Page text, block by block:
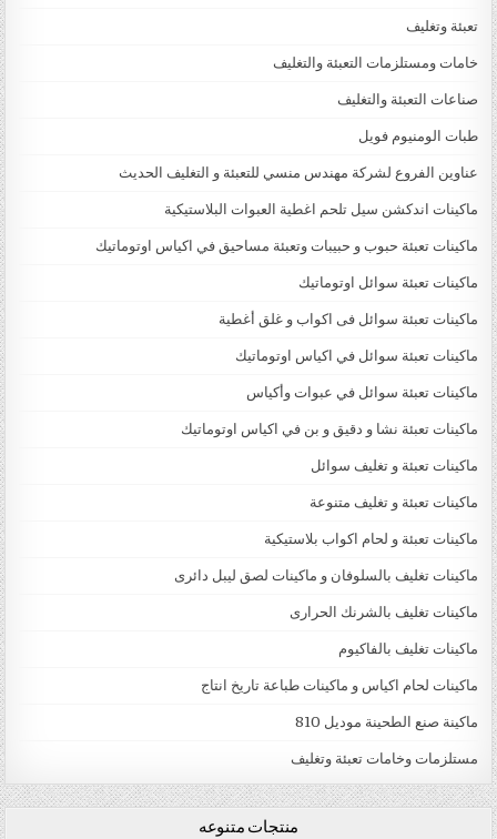
تعبئة وتغليف
خامات ومستلزمات التعبئة والتغليف
صناعات التعبئة والتغليف
طبات الومنيوم فويل
عناوين الفروع لشركة مهندس منسي للتعبئة و التغليف الحديث
ماكينات اندكشن سيل تلحم اغطية العبوات البلاستيكية
ماكينات تعبئة حبوب و حبيبات وتعبئة مساحيق في اكياس اوتوماتيك
ماكينات تعبئة سوائل اوتوماتيك
ماكينات تعبئة سوائل فى اكواب و غلق أغطية
ماكينات تعبئة سوائل في اكياس اوتوماتيك
ماكينات تعبئة سوائل في عبوات وأكياس
ماكينات تعبئة نشا و دقيق و بن في اكياس اوتوماتيك
ماكينات تعبئة و تغليف سوائل
ماكينات تعبئة و تغليف متنوعة
ماكينات تعبئة و لحام اكواب بلاستيكية
ماكينات تغليف بالسلوفان و ماكينات لصق ليبل دائرى
ماكينات تغليف بالشرنك الحرارى
ماكينات تغليف بالفاكيوم
ماكينات لحام اكياس و ماكينات طباعة تاريخ انتاج
ماكينة صنع الطحينة موديل 810
مستلزمات وخامات تعبئة وتغليف
منتجات متنوعه